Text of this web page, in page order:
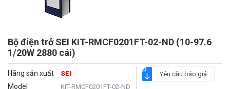
Bộ điện trở SEI KIT-RMCF0201FT-02-ND (10-97.6
1/20W 2880 cái)
Hãng sản xuất SEI
Model KIT-RMCF0201FT-02-ND
Yêu cầu báo giá